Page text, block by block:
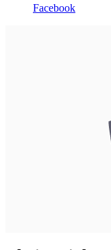
Facebook